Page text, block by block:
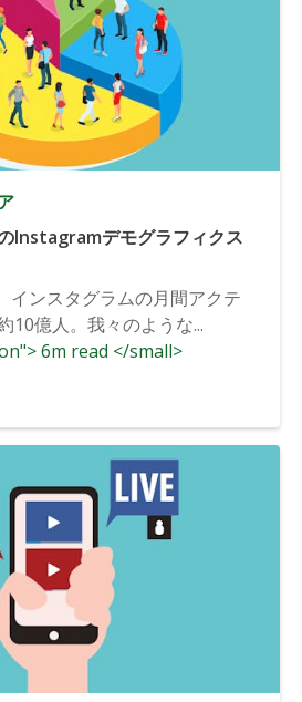
Instagramデモグラフィクス
インスタグラムの月間アクテ
10億人。我々のような...
6m read </small>